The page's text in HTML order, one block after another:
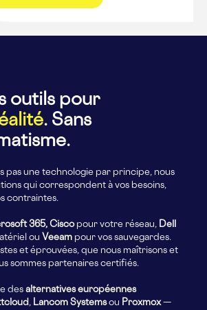
outils pour
. Sans
pas une technologie par principe, nous
qui correspondent à vos besoins,
contraintes.
365, Ciscopour votre réseau, Dell
ou Veeam pour vos sauvegardes.
et éprouvées, que nous maîtrisons et
sommes partenaires certifiés.
des alternatives européennes
, Lancom Systemsou Proxmox—